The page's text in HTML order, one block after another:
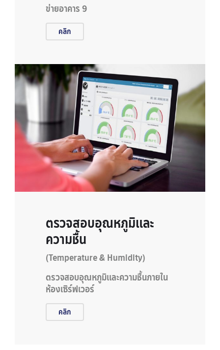
ข่ายอาคาร 9
คลิก
ตรวจสอบอุณหภูมิและ
ความชื้น
(Temperature & Humidity)
ตรวจสอบอุณหภูมิและความชื้นภายใน
ห้องเซิร์ฟเวอร์
คลิก